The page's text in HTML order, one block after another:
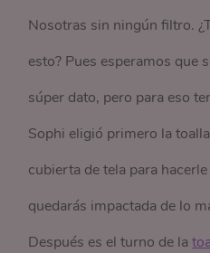
Nosotras sin ningún filtro.
esto? Pues esperamos que
súper dato, pero para eso
Sophi eligió primero la
cubierta de tela para
quedarás impactada de lo
Después es el turno de la